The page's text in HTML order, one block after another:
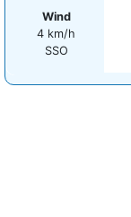
Wind
4 km/h
SSO